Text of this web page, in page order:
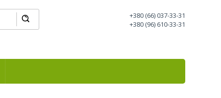
+380 (66) 037-33-31
+380 (96) 610-33-31